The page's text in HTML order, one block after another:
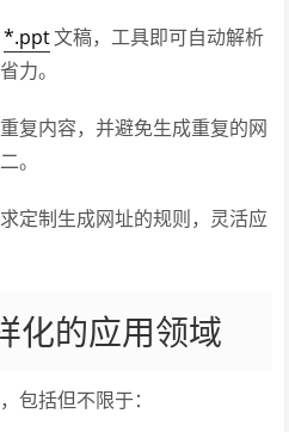
*.ppt文稿，工具即可自动解析
力。
复内容，并避免生成重复的网
。
定制生成网址的规则，灵活应
化的应用领域
包括但不限于：